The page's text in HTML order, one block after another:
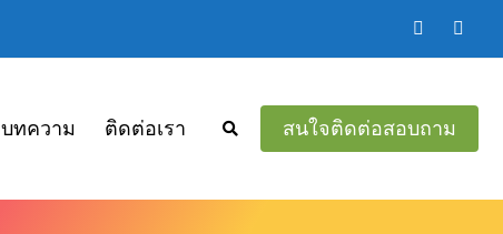
บทความ ติดต่อเรา สนใจติดต่อสอบถาม